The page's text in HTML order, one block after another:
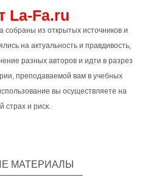
La-Fa.ru
собраны из открытых источников и
на актуальность и правдивость,
разных авторов и идти в разрез
преподаваемой вам в учебных
вы осуществляете на
страх и риск.
МАТЕРИАЛЫ